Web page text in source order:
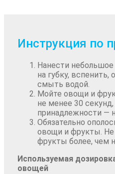
Инструкция по
Нанести
на губку, вспенить,
смыть водой.
Мойте овощи и
не менее 30
принадлежности —
Обязательно
овощи и фрукты. Не
фрукты более, чем
Используемая
овощей